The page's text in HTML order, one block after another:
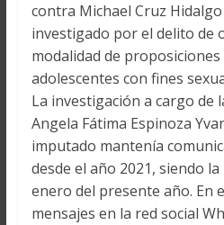
contra Michael Cruz
investigado por el delito de
modalidad de
adolescentes con fines
La investigación a cargo de
Angela Fátima Espinoza
imputado mantenía
desde el año 2021, siendo
enero del presente año. En
mensajes en la red social